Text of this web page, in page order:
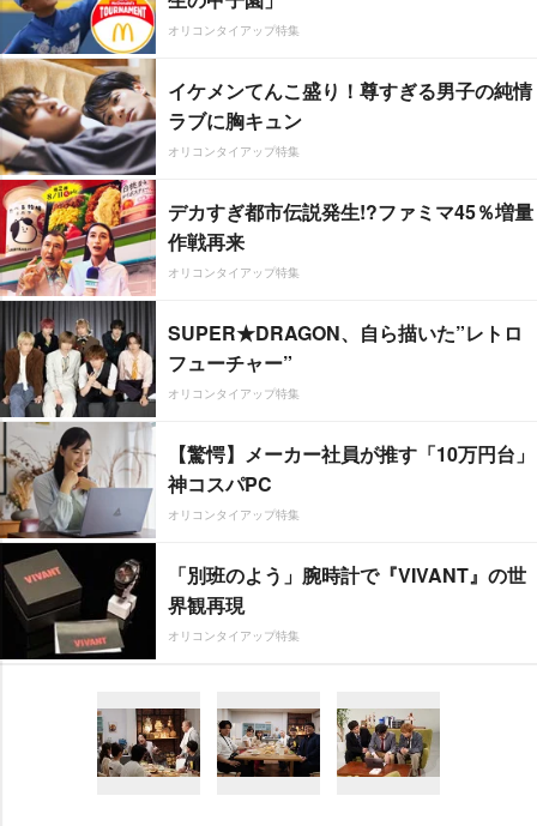
オリコンタイアップ特集
イケメンてんこ盛り！尊すぎる男子の純情
ラブに胸キュン
オリコンタイアップ特集
デカすぎ都市伝説発生!?ファミマ45％増量
作戦再来
オリコンタイアップ特集
SUPER★DRAGON、自ら描いた”レトロ
フューチャー”
オリコンタイアップ特集
【驚愕】メーカー社員が推す「10万円台」
神コスパPC
オリコンタイアップ特集
「別班のよう」腕時計で『VIVANT』の世
界観再現
オリコンタイアップ特集